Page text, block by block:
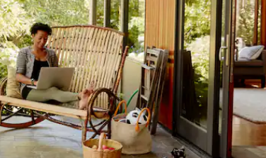
de las flechas hacia arriba y hacia abajo, o bien